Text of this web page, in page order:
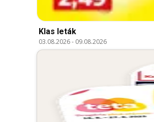
Klas leták
03.08.2026- 09.08.2026